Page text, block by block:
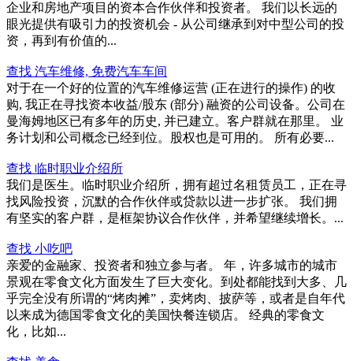
企业和房地产项目的资本合作伙伴和投资者。 我们以长远的
眼光提供有吸引力的投资机会 - 从公司继承到对中型公司的投
资，再到有价值的...
查找 汽车维修, 免费汽车车间
对于在一个好的位置的汽车维修运营 (正在进行的操作) 的收
购, 我正在寻找资本收益/股东 (部分) 融资的公司设备。公司在
曼海姆地区已有多年的历史, 并已建立。客户群就在那里。 业
务计划和公司概念已经到位。股权也是可用的。 所有必要...
查找 临时职业介绍所
我们是医生。临时职业介绍所，拥有超过名租赁员工，正在寻
找风险投资，沉默的合作伙伴或贷款以进一步扩张。 我们拥
有坚实的客户群，是框架协议合作伙伴，并希望继续增长。...
查找 小吃吧
亲爱的金融家、投资者和独立参与者。 年，许多城市的城市
景观在零食文化方面发生了巨大变化。到处都能找到大多、几
乎完全没有所谓的“烤肉摊”，卖烤肉、披萨等，或者是自年代
以来成为德国零食文化的美国快餐连锁店。 经典的零食文
化，比如...